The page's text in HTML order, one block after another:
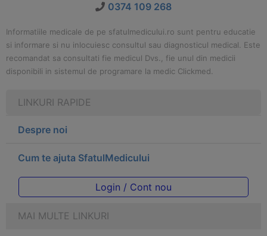
0374 109 268
Informatiile medicale de pe sfatulmedicului.ro sunt pentru educatie
si informare si nu inlocuiesc consultul sau diagnosticul medical. Este
recomandat sa consultati fie medicul Dvs., fie unul din medicii
disponibili in sistemul de programare la medic Clickmed.
LINKURI RAPIDE
Despre noi
Cum te ajuta SfatulMedicului
Login / Cont nou
MAI MULTE LINKURI